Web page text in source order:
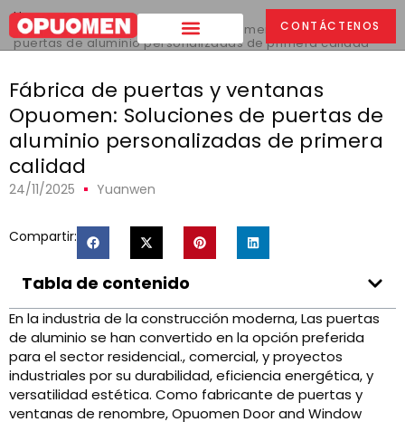
CONTÁCTENOS
Hogar >
Fábrica de puertas y ventanas Opuomen: Soluciones de
puertas de aluminio personalizadas de primera calidad
Fábrica de puertas y ventanas
Opuomen: Soluciones de puertas de
aluminio personalizadas de primera
calidad
24/11/2025 Yuanwen
Compartir:
Tabla de contenido
En la industria de la construcción moderna, Las puertas
de aluminio se han convertido en la opción preferida
para el sector residencial., comercial, y proyectos
industriales por su durabilidad, eficiencia energética, y
versatilidad estética. Como fabricante de puertas y
ventanas de renombre, Opuomen Door and Window